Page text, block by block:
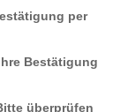
per
Bestätigung
überprüfen